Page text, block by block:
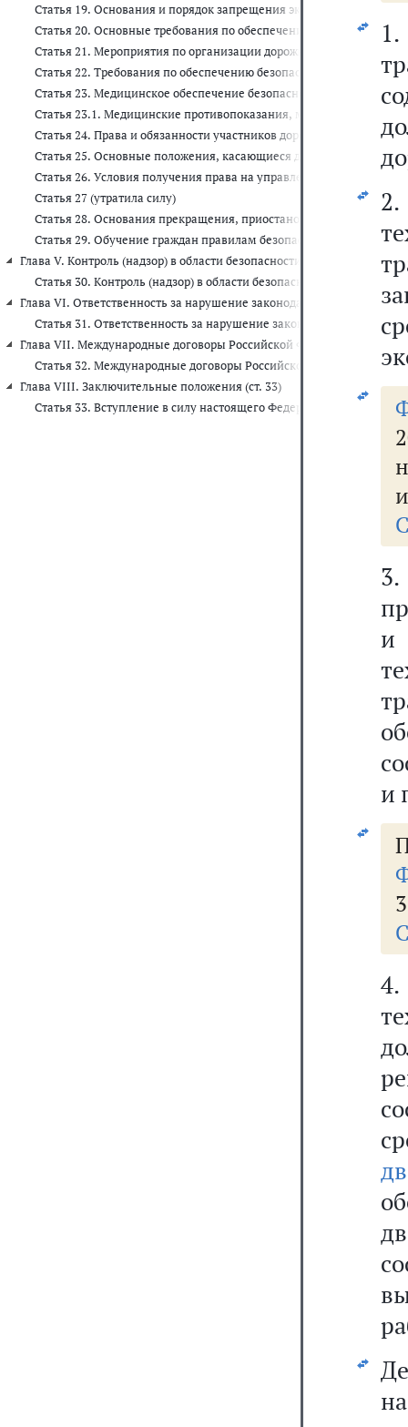
Статья 19. Основания и порядок запрещения эксплуатации
Статья 20. Основные требования по обеспечению безопасности
Статья 21. Мероприятия по организации дорожного движения
Статья 22. Требования по обеспечению безопасности дорожного
Статья 23. Медицинское обеспечение безопасности дорожного
Статья 23.1. Медицинские противопоказания, медицинские
Статья 24. Права и обязанности участников дорожного движения
Статья 25. Основные положения, касающиеся допуска к
Статья 26. Условия получения права на управление
Статья 27 (утратила силу)
Статья 28. Основания прекращения, приостановления действия
Статья 29. Обучение граждан правилам безопасного поведения
Глава V. Контроль (надзор) в области безопасности дорожного
Статья 30. Контроль (надзор) в области безопасности дорожного
Глава VI. Ответственность за нарушение законодательства
Статья 31. Ответственность за нарушение законодательства
Глава VII. Международные договоры Российской Федерации (ст. 32)
Статья 32. Международные договоры Российской Федерации
Глава VIII. Заключительные положения (ст. 33)
Статья 33. Вступление в силу настоящего Федерального закона
и
и